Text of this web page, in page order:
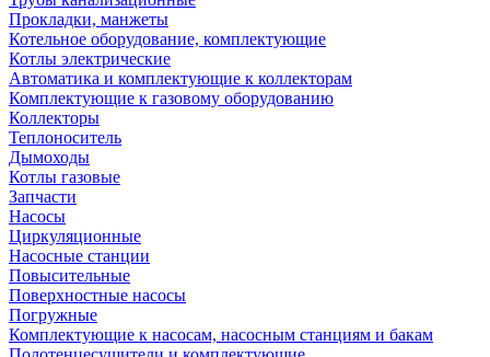
Прокладки, манжеты
Котельное оборудование, комплектующие
Котлы электрические
Автоматика и комплектующие к коллекторам
Комплектующие к газовому оборудованию
Коллекторы
Теплоноситель
Дымоходы
Котлы газовые
Запчасти
Насосы
Циркуляционные
Насосные станции
Повысительные
Поверхностные насосы
Погружные
Комплектующие к насосам, насосным станциям и бакам